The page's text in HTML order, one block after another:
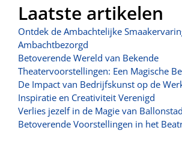
Laatste artikelen
Ontdek de Ambachtelijke
Ambachtbezorgd
Betoverende Wereld van Bekende
Theatervoorstellingen: Een Magische
De Impact van Bedrijfskunst op de
Inspiratie en Creativiteit Verenigd
Verlies jezelf in de Magie van Ballonstad
Betoverende Voorstellingen in het